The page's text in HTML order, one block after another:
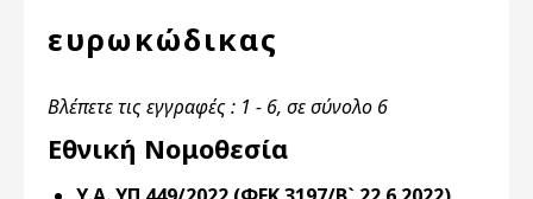
ευρωκώδικας
Βλέπετε τις εγγραφές : 1 - 6, σε σύνολο 6
Εθνική Νομοθεσία